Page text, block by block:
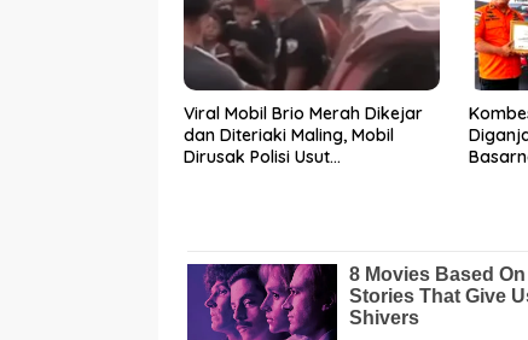
Viral Mobil Brio Merah Dikejar
dan Diteriaki Maling, Mobil
Dirusak Polisi Usut